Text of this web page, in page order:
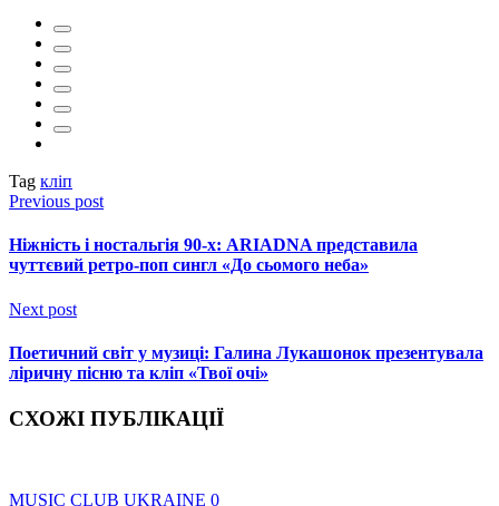
Tag кліп
Previous post
Ніжність і ностальгія 90-х: ARIADNA представила
чуттєвий ретро-поп сингл «До сьомого неба»
Next post
Поетичний світ у музиці: Галина Лукашонок презентувала
ліричну пісню та кліп «Твої очі»
СХОЖІ ПУБЛІКАЦІЇ
MUSIC CLUB UKRAINE 0